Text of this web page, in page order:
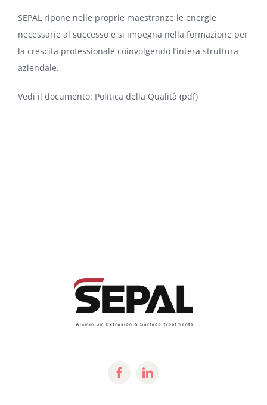
SEPAL ripone nelle proprie maestranze le energie
necessarie al successo e si impegna nella formazione per
la crescita professionale coinvolgendo l’intera struttura
aziendale.
Vedi il documento: Politica della Qualità (pdf)